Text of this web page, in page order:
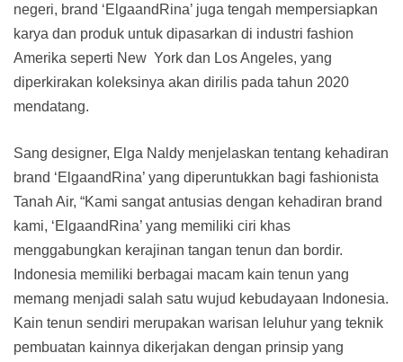
negeri, brand ‘ElgaandRina’ juga tengah mempersiapkan
karya dan produk untuk dipasarkan di industri fashion
Amerika seperti New York dan Los Angeles, yang
diperkirakan koleksinya akan dirilis pada tahun 2020
mendatang.
Sang designer, Elga Naldy menjelaskan tentang kehadiran
brand ‘ElgaandRina’ yang diperuntukkan bagi fashionista
Tanah Air, “Kami sangat antusias dengan kehadiran brand
kami, ‘ElgaandRina’ yang memiliki ciri khas
menggabungkan kerajinan tangan tenun dan bordir.
Indonesia memiliki berbagai macam kain tenun yang
memang menjadi salah satu wujud kebudayaan Indonesia.
Kain tenun sendiri merupakan warisan leluhur yang teknik
pembuatan kainnya dikerjakan dengan prinsip yang